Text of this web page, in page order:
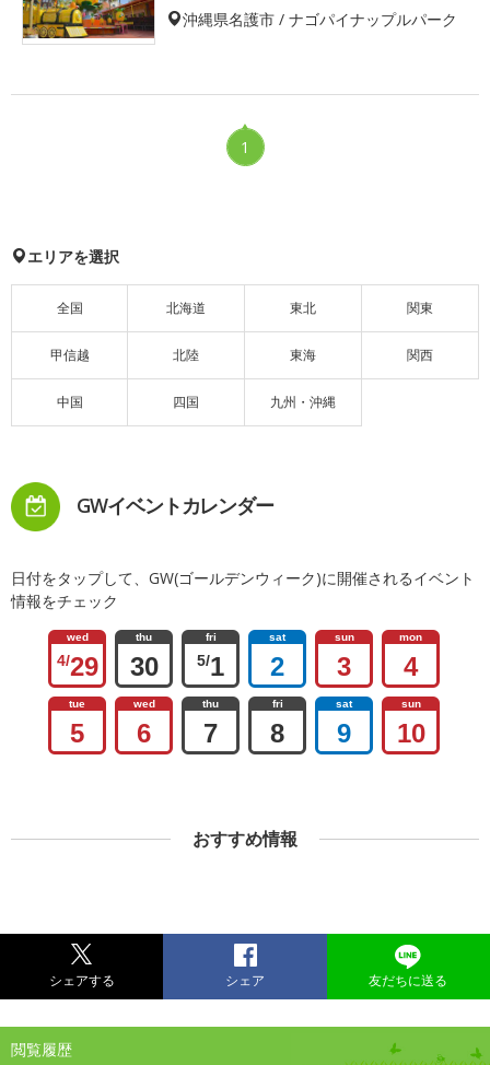
沖縄県名護市 / ナゴパイナップルパーク
1
エリアを選択
全国 北海道 東北 関東
甲信越 北陸 東海 関西
中国 四国 九州・沖縄
GWイベントカレンダー
日付をタップして、GW(ゴールデンウィーク)に開催されるイベント
情報をチェック
wed
4/29
thu
30
fri
5/1
sat
2
sun
3
mon
4
tue
5
wed
6
thu
7
fri
8
sat
9
sun
10
おすすめ情報
シェアする シェア 友だちに送る
閲覧履歴